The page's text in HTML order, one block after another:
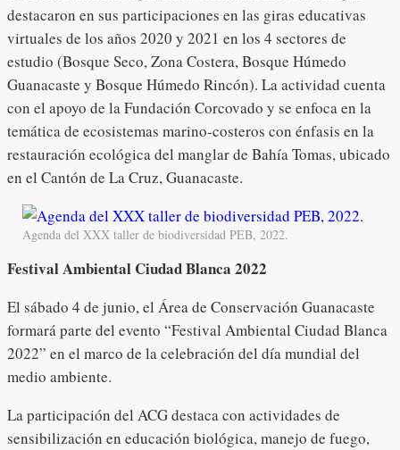
destacaron en sus participaciones en las giras educativas
virtuales de los años 2020 y 2021 en los 4 sectores de
estudio (Bosque Seco, Zona Costera, Bosque Húmedo
Guanacaste y Bosque Húmedo Rincón). La actividad cuenta
con el apoyo de la Fundación Corcovado y se enfoca en la
temática de ecosistemas marino-costeros con énfasis en la
restauración ecológica del manglar de Bahía Tomas, ubicado
en el Cantón de La Cruz, Guanacaste.
Agenda del XXX taller de biodiversidad PEB, 2022.
Festival Ambiental Ciudad Blanca 2022
El sábado 4 de junio, el Área de Conservación Guanacaste
formará parte del evento “Festival Ambiental Ciudad Blanca
2022” en el marco de la celebración del día mundial del
medio ambiente.
La participación del ACG destaca con actividades de
sensibilización en educación biológica, manejo de fuego,